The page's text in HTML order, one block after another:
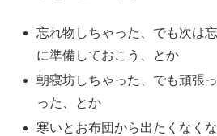
忘れ物しちゃった、でも次は
に準備しておこう、とか
朝寝坊しちゃった、でも頑張
った、とか
寒いとお布団から出たくなく